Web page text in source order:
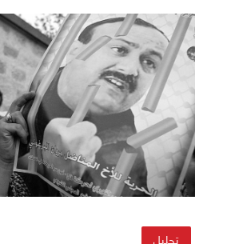
ليس عبر إنهاء الخلافات أو بناء
تسوية واقعية تقوم على إدارة
الأزمات، والاستفادة من تجارب
خصوم سابقين، بحسب الباحث علي
له في "فورين أفيرز"(*).
تحليل